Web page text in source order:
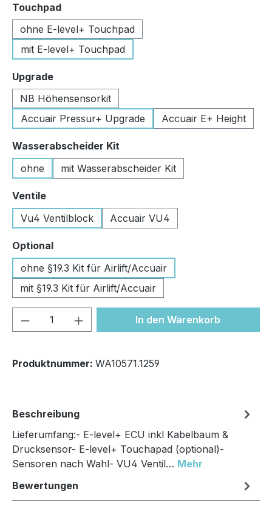
Touchpadauswählen
ohne E-level+ Touchpad
mit E-level+ Touchpad
Upgradeauswählen
NB Höhensensorkit
Accuair Pressur+ Upgrade
Accuair E+ Height
Wasserabscheider Kit
ohne
mit Wasserabscheider Kit
Ventileauswählen
Vu4 Ventilblock
Accuair VU4
Optionalauswählen
ohne §19.3 Kit für Airlift/Accuair
mit §19.3 Kit für Airlift/Accuair
Produkt Anzahl: Gib denIn den Warenkorb
Produktnummer: WA10571.1259
Beschreibung
Lieferumfang:- E-level+ ECU inkl Kabelbaum &
Drucksensor- E-level+ Touchapad (optional)-
Sensoren nach Wahl- VU4 Ventil… Mehr
Bewertungen